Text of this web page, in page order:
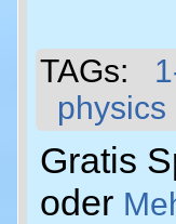
TAGs:
physics
Gratis
oder